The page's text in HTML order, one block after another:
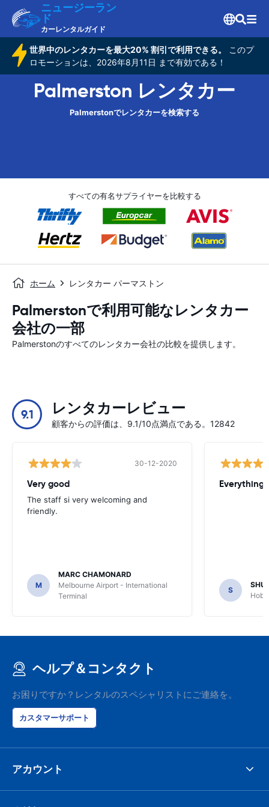
ニュージーラン
ド
カーレンタルガイド
世界中のレンタカーを最大20% 割引で利用できる。
このプ
ロモーションは、2026年8月11日 まで有効である！
Palmerston レンタカー
Palmerstonでレンタカーを検索する
すべての有名サプライヤーを比較する
ホーム レンタカー パーマストン
Palmerstonで利用可能なレンタカー
会社の一部
Palmerstonのすべてのレンタカー会社の比較を提供します。
9.1 レンタカーレビュー
顧客からの評価は、9.1/10点満点である。12842
30-12-2020
Very good
The staff si very welcoming and
friendly.
M
MARC CHAMONARD
Melbourne Airport - International
Terminal
Everything
S
ヘルプ＆コンタクト
お困りですか？レンタルのスペシャリストにご連絡を。
カスタマーサポート
アカウント